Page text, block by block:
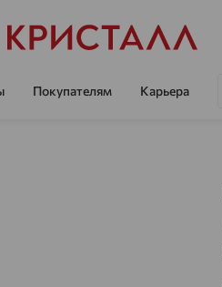
Покупателям Карьера